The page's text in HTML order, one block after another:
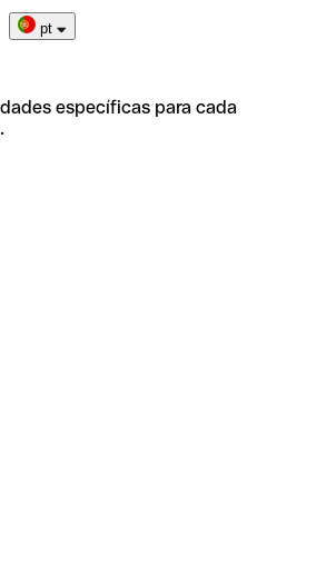
pt
específicas para cada